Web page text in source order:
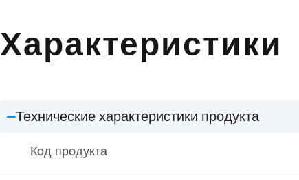
Характеристики
Технические характеристики продукта
Код продукта